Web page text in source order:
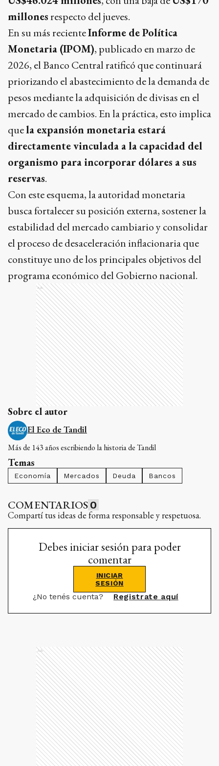
millonesrespecto del jueves.
En su más recienteInforme de Política
Monetaria (IPOM), publicado en marzo de
2026, el Banco Central ratificó que continuará
priorizando el abastecimiento de la demanda de
pesos mediante la adquisición de divisas en el
mercado de cambios. En la práctica, esto implica
quela expansión monetaria estará
directamente vinculada a la capacidad del
organismo para incorporar dólares a sus
reservas.
Con este esquema, la autoridad monetaria
busca fortalecer su posición externa, sostener la
estabilidad del mercado cambiario y consolidar
el proceso de desaceleración inflacionaria que
constituye uno de los principales objetivos del
programa económico del Gobierno nacional.
Ads
Sobre el autor
El Eco de Tandil
Más de 143 años escribiendo la historia de Tandil
Temas
Economía Mercados Deuda Bancos
COMENTARIOS 0
Compartí tus ideas de forma responsable y respetuosa.
Debes iniciar sesión para poder
comentar
INICIAR
SESIÓN
¿No tenés cuenta? Registrate aquí
Ads